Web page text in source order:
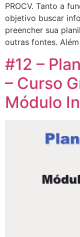
PROCV. Tanto a
objetivo buscar
preencher sua
outras fontes.
#12 –
– Curso
Módulo